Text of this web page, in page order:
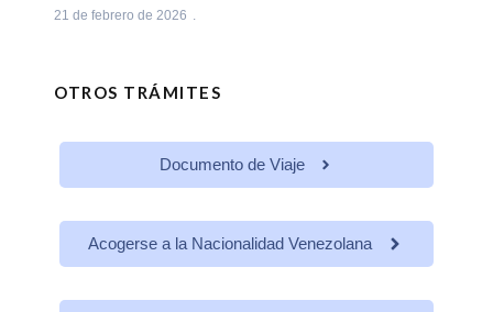
21 de febrero de 2026
OTROS TRÁMITES
Documento de Viaje
Acogerse a la Nacionalidad Venezolana